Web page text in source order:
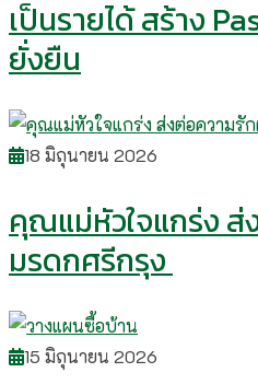
เป็นรายได้ สร้าง
ยั่งยืน
18 มิถุนายน 2026
คุณแม่หัวใจแกร่ง ส่
มรดกศรีกรุง
15 มิถุนายน 2026